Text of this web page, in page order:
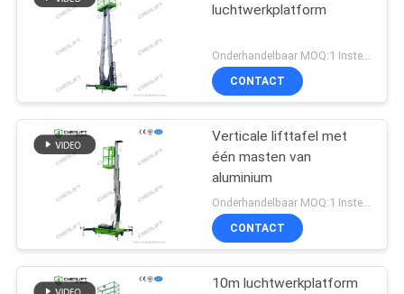
luchtwerkplatform
Onderhandelbaar MOQ:1 Instellen
CONTACT
Verticale lifttafel met
één masten van
aluminium
CONTACT
10m luchtwerkplatform